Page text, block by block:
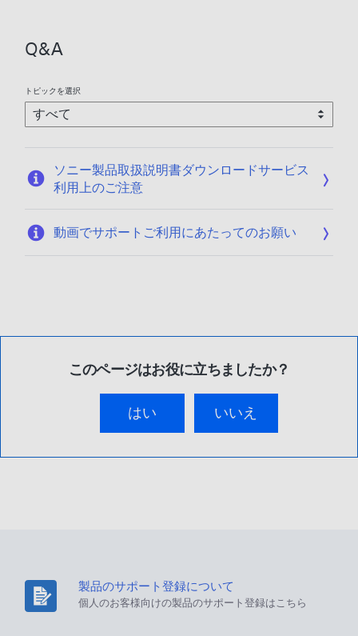
Q&A
トピックを選択
ソニー製品取扱説明書ダウンロードサービス
利用上のご注意
動画でサポートご利用にあたってのお願い
このページはお役に立ちましたか？
はい いいえ
製品のサポート登録について
個人のお客様向けの製品のサポート登録はこちら